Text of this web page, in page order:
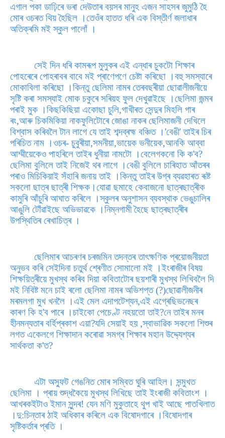
এগাল পকা ডাঢ়িৰে ভৰা দেউতাৰ বয়সৰ মানুহ এজন সাহসৰ জুমুঠি হৈ
মোৰ ওচৰত থিয় হৈছিল ।তেওঁৰ হাতত ধৰি এক বিস্তীৰ্ণ জলাধাৰ
অতিক্ৰমি মই স্কুল পালোঁ ।
সেই দিন ধৰি কামৰূপ মুলুকৰ এই এন্ধাৰ চুকটো শিক্ষাৰ
পোহৰেৰে পোহৰাবৰ বাবে মই প্ৰাণেপণে চেষ্টা কৰিছো ।বহু সমস্যাৰে
মোকাবিলা কৰিছো ।কিন্তু ছেলিমা নামৰ তেৰবছৰীয়া ছোৱালীজনীয়ে
সৃষ্টি কৰা সমস্যাই মোক চকুৰে সৰিয়হ ফুল দেখুৱাইছে ।ছেলিমা জন্মৰ
পৰাই মুক ।কিছকিছিয়া একোছা চুলি,গাখীৰত সেন্দুৰ মিহলি গাৰ
ৰং,আৰু চিকমিকিয়া নাকফুলিটোৰে জোঙা নাকৰ ছেলিমাজনী দেখিলে
বিশ্বাস কৰিবলৈ টান লাগে যে তাই শব্দব্ৰহ্ম বঞ্চিত ।'বেঙী' তাইৰ চিৰ
পৰিচিত নাম ।ওচৰ- চুবুৰীয়া,সমনীয়া,ভায়েক ভনীয়েক,আনকি আব্বা
আম্মীয়েকেও পাহৰিলে তাইৰ ধুনীয়া নামটো ।বেলেগকনো কি ক'ব?
ছেলিমা বুলিলে তাই নিজেই থৰ লাগে ।বেঙী বুলিলে চাৰিহাত আঁতৰৰ
পৰাও মিচিকিয়াই সঁহাৰি জনায় তাই ।কিন্তু তাইৰ উগ্ৰ ব্যৱহাৰত ৰূষ্ট
সকলো ছাত্ৰ ছাত্ৰী শিক্ষক।যোৱা ছমাহে কেবাজনো ছাত্ৰছাত্ৰীক
কামুৰি আঁচুৰি আঘাত কৰিলে ।স্কুলৰ অনুশাসন ব্যবস্থাক ভেঙুচালিৰ
আঙুলি টোঁৱাইছে অভিভাৱকে ।নিম্নগামী হৈছে ছাত্ৰছাত্ৰীৰ
উপস্থিতিৰ ৰেখাচিত্ৰ ।
ছেলিমাৰ আচৰণৰ চৰজমিন তদন্তৰ তাৎক্ষণিক প্ৰয়োজনীয়তা
অনুভব কৰি সেইদিনা চতুৰ্থ শ্ৰেণীত সোমালো মই ।ইংৰাজীৰ বিষয়
শিক্ষয়িত্ৰীয়ে মুখস্থ কৰিব দিয়া কবিতাটোৰ ছয়শাৰী মুখস্থ লিখিবলৈ দি
মই নিবিষ্ট মনে চাই ৰলো ছেলিমা নামৰ অভিশপ্ত (?)ছোৱালীজনীৰ
মৰমলগা মুখ খনলৈ ।এই মেল এদাপটেশ্যন,এই এগ্ৰেছিভনেছৰ
কাৰণ কি হ'ব পাৰে ।চাইকো পেচেণ্ট নহয়তো তাই?নে তাইৰ মনৰ
হীনমন্যতাৰ বৰ্হিপ্ৰকাশ এয়া?যদি সেয়াই হয় ,স্বাভাৱিক সকলো শিশুৰ
লগত একেলগে শিক্ষাদান কৰোৱা সমগ্ৰ শিক্ষাৰ মহান উদ্দ্যেশ্যৰ
সাৰ্থকতা ক'ত?
এটা অস্ফুট গেঙনিত মোৰ সম্বিত ঘুৰি আহিল। সন্মুখত
ছেলিমা । প্ৰায় শুদ্ধকৈয়ে মুখস্থ লিখিছে তাই ইংৰাজী কবিতাংশ ।
আখৰকইটাও ইমান সুন্দৰ! যেন মণি মুকুতাহে থুপ খাই আছে পাতখিলাত
।দু:চিন্তাৰ ঠাই অধিকাৰ কৰিলে এক বিষোদগাৰে ।বিষোদগাৰ
সৃষ্টিকৰ্তাৰ প্ৰতি ।